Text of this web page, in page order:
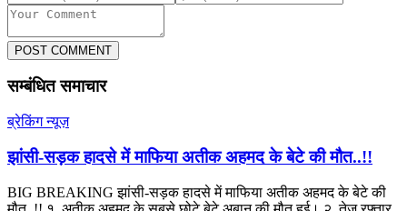
POST COMMENT
सम्बंधित समाचार
ब्रेकिंग न्यूज़
झांसी-सड़क हादसे में माफिया अतीक अहमद के बेटे की मौत..!!
BIG BREAKING झांसी-सड़क हादसे में माफिया अतीक अहमद के बेटे की